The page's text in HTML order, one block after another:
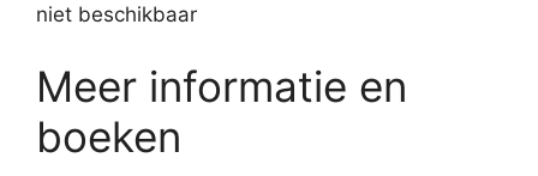
niet beschikbaar
Meer informatie en
boeken